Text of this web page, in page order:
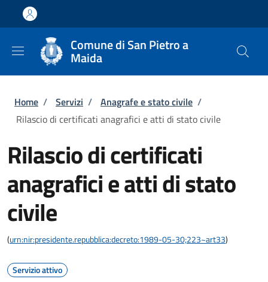
Salta al contenuto principale
Skip to footer content
Comune di San Pietro a
Maida
Briciole di pane
Home / Servizi / Anagrafe e stato civile /
Rilascio di certificati anagrafici e atti di stato civile
Rilascio di certificati
anagrafici e atti di stato
civile
(urn:nir:presidente.repubblica:decreto:1989-05-30;223~art33)
Servizio attivo